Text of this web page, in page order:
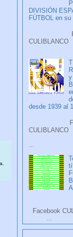
DIVISIÓN
FÚTBOL en su
y
desde 1939 al
Facebook
...